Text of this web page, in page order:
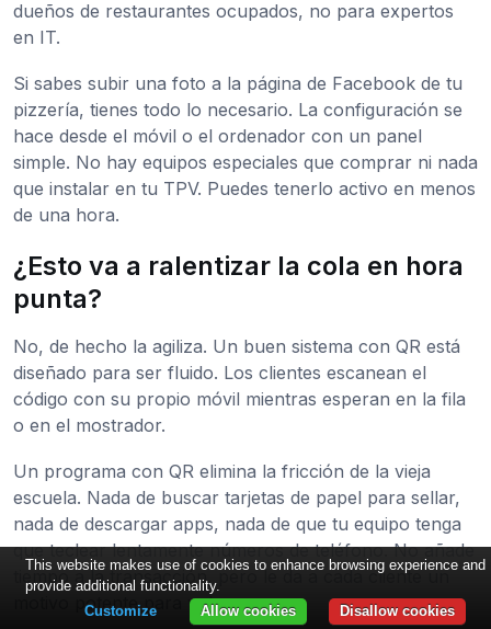
dueños de restaurantes ocupados, no para expertos
en IT.
Si sabes subir una foto a la página de Facebook de tu
pizzería, tienes todo lo necesario. La configuración se
hace desde el móvil o el ordenador con un panel
simple. No hay equipos especiales que comprar ni nada
que instalar en tu TPV. Puedes tenerlo activo en menos
de una hora.
¿Esto va a ralentizar la cola en hora
punta?
No, de hecho la agiliza. Un buen sistema con QR está
diseñado para ser fluido. Los clientes escanean el
código con su propio móvil mientras esperan en la fila
o en el mostrador.
Un programa con QR elimina la fricción de la vieja
escuela. Nada de buscar tarjetas de papel para sellar,
nada de descargar apps, nada de que tu equipo tenga
que teclear lentamente números de teléfono. No añade
tiempo a la transacción, pero le da a cada cliente un
motivo potente para volver.
This website makes use of cookies to enhance browsing experience and
provide additional functionality.
Disallow cookies
Allow cookies
Customize